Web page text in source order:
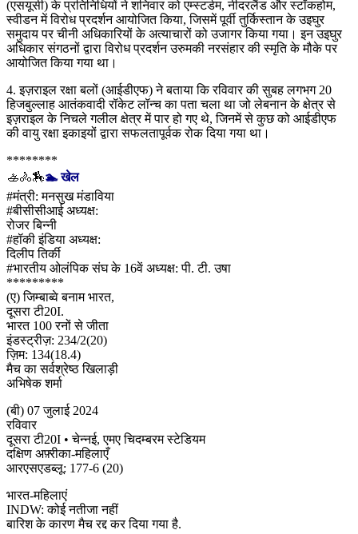
(एसयूसी) के प्रतिनिधियों ने शनिवार को एम्स्टर्डम, नीदरलैंड और स्टॉकहोम,
स्वीडन में विरोध प्रदर्शन आयोजित किया, जिसमें पूर्वी तुर्किस्तान के उइघुर
समुदाय पर चीनी अधिकारियों के अत्याचारों को उजागर किया गया। इन उइघुर
अधिकार संगठनों द्वारा विरोध प्रदर्शन उरुमकी नरसंहार की स्मृति के मौके पर
आयोजित किया गया था।
4. इज़राइल रक्षा बलों (आईडीएफ) ने बताया कि रविवार की सुबह लगभग 20
हिजबुल्लाह आतंकवादी रॉकेट लॉन्च का पता चला था जो लेबनान के क्षेत्र से
इज़राइल के निचले गलील क्षेत्र में पार हो गए थे, जिनमें से कुछ को आईडीएफ
की वायु रक्षा इकाइयों द्वारा सफलतापूर्वक रोक दिया गया था।
********
🚣🚴🏇🏊 खेल
#मंत्री: मनसुख मंडाविया
#बीसीसीआई अध्यक्ष:
रोजर बिन्नी
#हॉकी इंडिया अध्यक्ष:
दिलीप तिर्की
#भारतीय ओलंपिक संघ के 16वें अध्यक्ष: पी. टी. उषा
*********
(ए) जिम्बाब्वे बनाम भारत,
दूसरा टी20I.
भारत 100 रनों से जीता
इंडस्ट्रीज़: 234/2(20)
ज़िम: 134(18.4)
मैच का सर्वश्रेष्ठ खिलाड़ी
अभिषेक शर्मा
(बी) 07 जुलाई 2024
रविवार
दूसरा टी20I • चेन्नई, एमए चिदम्बरम स्टेडियम
दक्षिण अफ़्रीका-महिलाएँ
आरएसएडब्लू: 177-6 (20)
भारत-महिलाएं
INDW: ​​कोई नतीजा नहीं
बारिश के कारण मैच रद्द कर दिया गया है.